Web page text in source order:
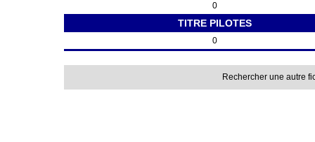
0
TITRE PILOTES
0
Rechercher une autre